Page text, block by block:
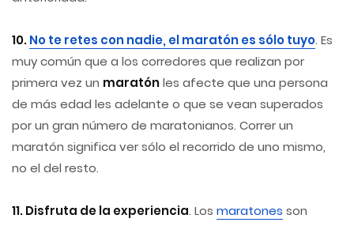
10.No te retes con nadie, el maratón es sólo tuyo. Es
muy común que a los corredores que realizan por
primera vez un maratónles afecte que una persona
de más edad les adelante o que se vean superados
por un gran número de maratonianos. Correr un
maratón significa ver sólo el recorrido de uno mismo,
no el del resto.
11. Disfruta de la experiencia. Los maratones son